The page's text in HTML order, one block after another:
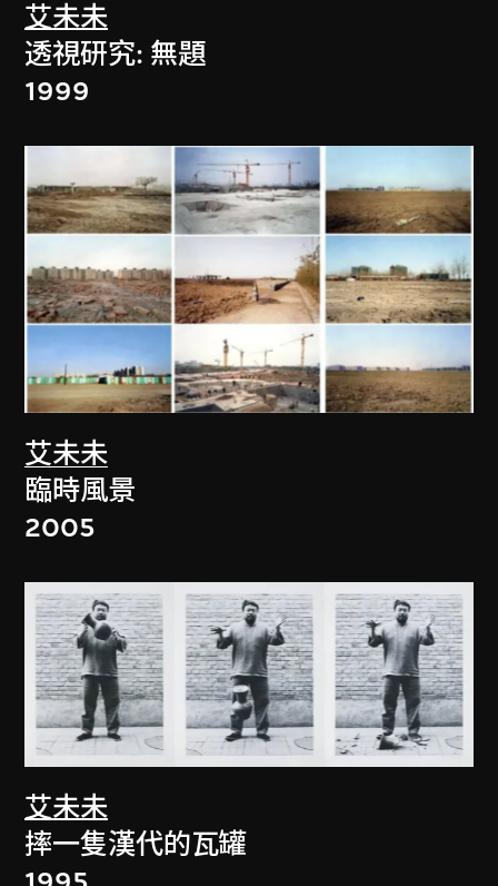
艾未未
透視研究: 無題
1999
艾未未
臨時風景
2005
艾未未
摔一隻漢代的瓦罐